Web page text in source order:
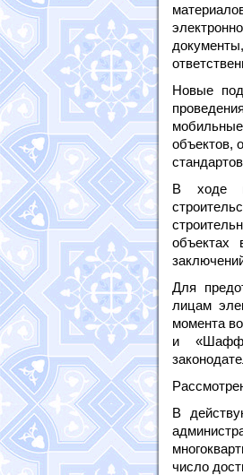
Новые
объектов,
В ходе
объектах
Для
лицам
момента
и
В
число